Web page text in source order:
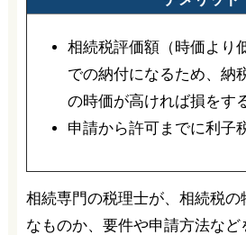
相続税評価額（時価より
での納付になるため、納
の時価が高ければ損をす
申請から許可までに利
相続専門の税理士が、相続税の
なものか、要件や申請方法など